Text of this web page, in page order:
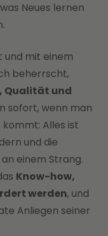
Neues lernen
und mit einem
beherrscht,
Qualität und
sofort, wenn man
Alles ist
und die
einem Strang.
Know-how,
werden, und
Anliegen seiner